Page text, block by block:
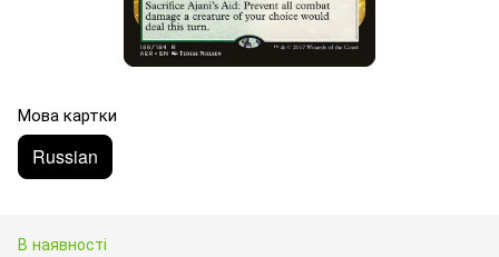
Мова картки
Russian
В наявності